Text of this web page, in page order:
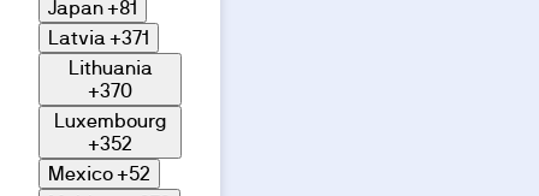
Japan+81
Latvia +371
Lithuania
+370
Luxembourg
+352
Mexico+52